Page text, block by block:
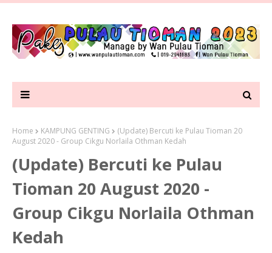
Home KAMPUNG GENTING
(Update) Bercuti ke Pulau Tioman 20
August 2020 - Group Cikgu Norlaila Othman Kedah
(Update) Bercuti ke Pulau
Tioman 20 August 2020 -
Group Cikgu Norlaila Othman
Kedah